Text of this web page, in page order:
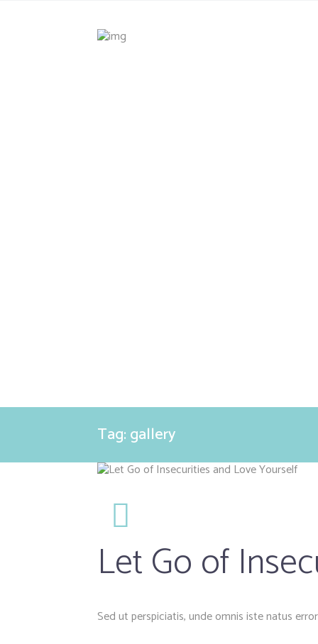
Tag: gallery
Let Go of
Sed ut perspiciatis, unde omnis iste natus